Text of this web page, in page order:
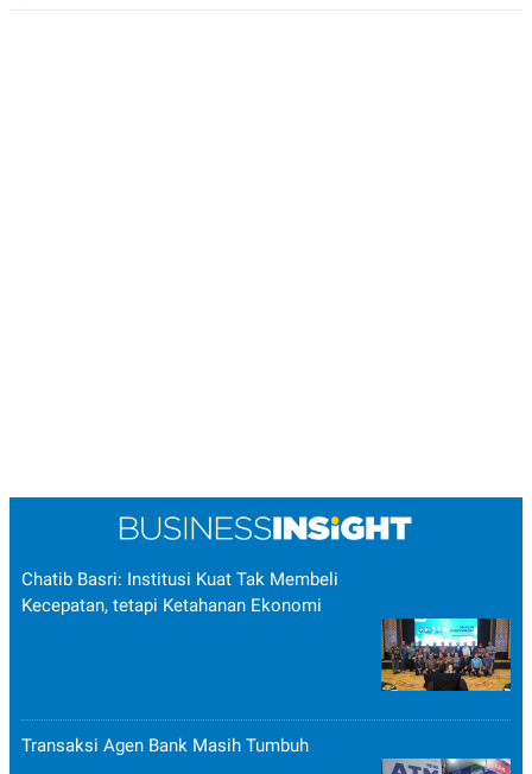
Chatib Basri: Institusi Kuat Tak Membeli
Kecepatan, tetapi Ketahanan Ekonomi
Transaksi Agen Bank Masih Tumbuh